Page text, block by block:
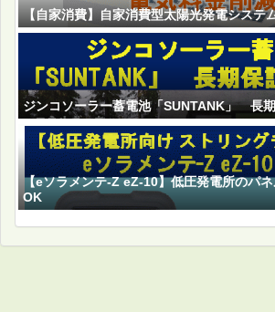
【自家消費】自家消費型太陽光発電システ
ジンコソーラー蓄電池「SUNTANK」 長
【eソラメンテ-Z eZ-10】低圧発電所のパ
OK